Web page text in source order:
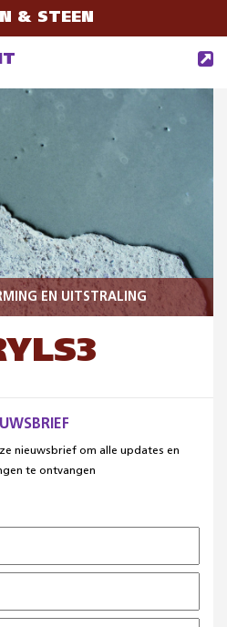
& STEEN
EN UITSTRALING
nieuwsbrief om alle updates en
te ontvangen